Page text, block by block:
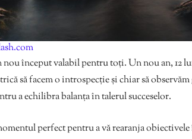
nou început valabil pentru toţi. Un nou an, 12
să facem o introspecţie și chiar să
a echilibra balanța în talerul succeselor.
perfect pentru a vă rearanja